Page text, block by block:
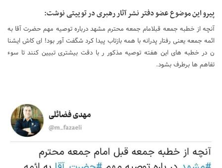
پیرو این موضوع عضو دفتر نشر آثار رهبری در توییتی نوشت:
آنچه از خطبه جمعه قبلامام جمعه محترم مشهد درباره توصیه مهم حضرت آقا به
ائمه جمعه یعنی رفتار پدرانه با همه بازتاب پیدا کرد شگفت آور بود! ای کاش ایشنا
ن در خطبه های این هفته توصیه مذکور ر با دقت بیشتری تبیین کنند تا سوء
تفاهم ها برطرف بشود.